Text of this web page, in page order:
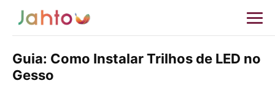
Guia: Como Instalar Trilhos de LED no
Gesso